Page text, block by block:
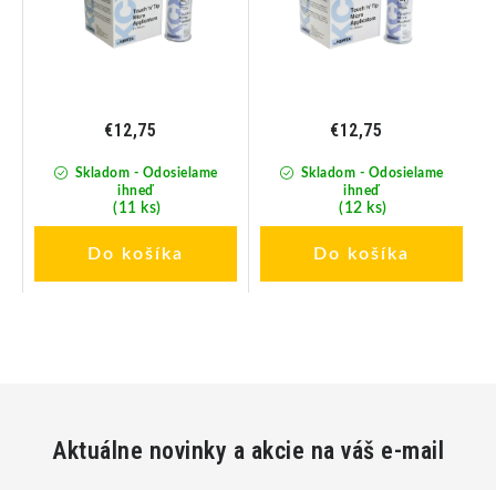
Skladom - Odosielame
ihneď
(11 ks)
€12,75
Do košíka
Skladom - Odosielame
ihneď
(12 ks)
€12,75
Do košíka
Aktuálne novinky a akcie na váš e-mail